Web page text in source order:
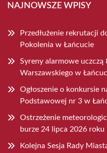
NAJNOWSZE WPISY
Przedłużenie rekrutacji
Pokolenia w Łańcucie
Syreny alarmowe
Warszawskiego w
Ogłoszenie o konkursie
Podstawowej nr 3 w
Ostrzeżenie
burze 24 lipca 2026 roku
Kolejna Sesja Rady